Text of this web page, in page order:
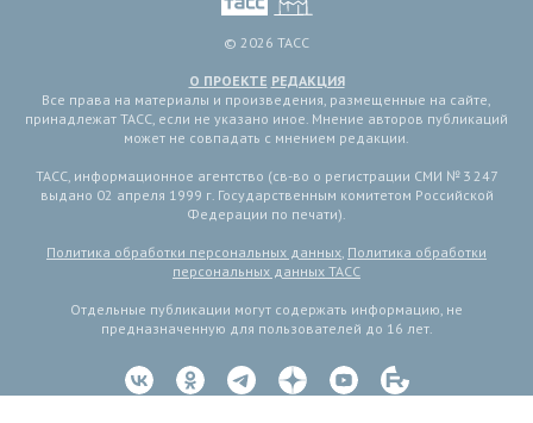
© 2026 ТАСС
О ПРОЕКТЕ РЕДАКЦИЯ
Все права на материалы и произведения, размещенные на сайте,
принадлежат ТАСС, если не указано иное. Мнение авторов публикаций
может не совпадать с мнением редакции.
ТАСС, информационное агентство (св-во о регистрации СМИ № 3 247
выдано 02 апреля 1999 г. Государственным комитетом Российской
Федерации по печати).
Политика обработки персональных данных Политика обработки
персональных данных ТАСС
Отдельные публикации могут содержать информацию, не
предназначенную для пользователей до 16 лет.